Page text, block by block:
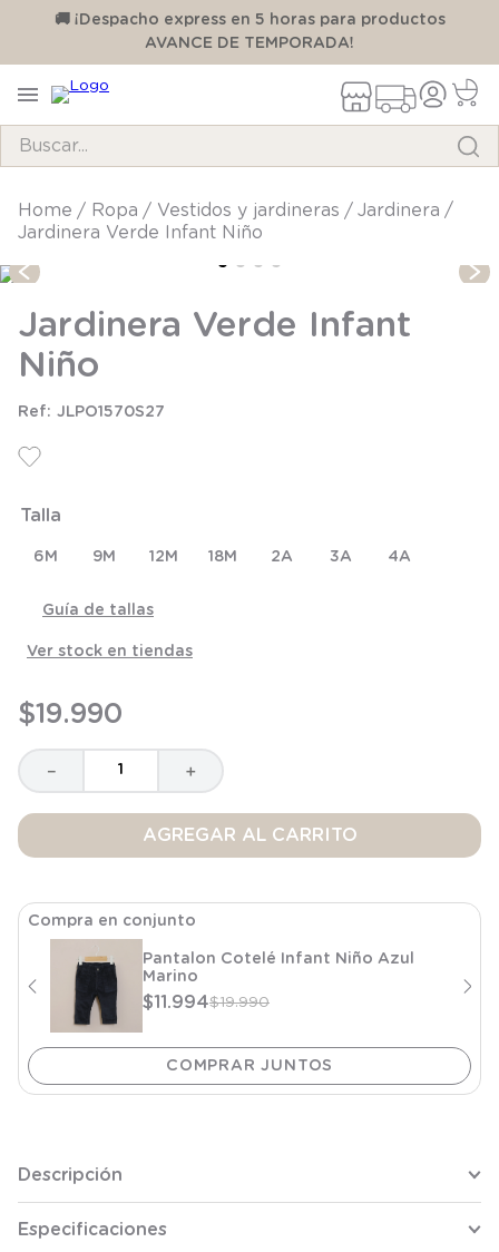
🚚 ¡Despacho express en 5 horas para productos
AVANCE DE TEMPORADA!
ropa vestidos y jardineras
jardinera
Jardinera Verde Infant Niño
Jardinera Verde Infant
Niño
JLPO1570S27
Talla
6M 9M 12M 18M 2A 3A 4A
Guía de tallas
Ver stock en tiendas
$19.990
＋
－
AGREGAR AL CARRITO
Compra en conjunto
Pantalon Cotelé Infant Niño Azul
Marino
$11.994$19.990
Descripción
Especificaciones
TÉRMINOS MÁS BUSCADOS
3.
zapatillas
.
body
5
manta
8.
9.
saco dormir